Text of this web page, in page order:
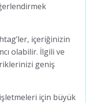
içeriğinizin
olabilir. İlgili ve
geniş
için büyük